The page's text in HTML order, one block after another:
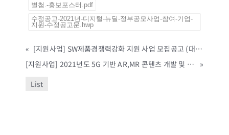
별첨.-홍보포스터.pdf
수정공고-2021년-디지털-뉴딜-정부공모사업-참여-기업-
지원-수정공고문.hwp
«
[지원사업] SW제품경쟁력강화 지원 사업 모집공고 (대전정보문화산업진흥원, ~11/30까지)
[지원사업] 2021년도 5G 기반 AR,MR 콘텐츠 개발 및 실증 지원과제 모집공고 (대구테크노파크, ~4/9까지)
»
List